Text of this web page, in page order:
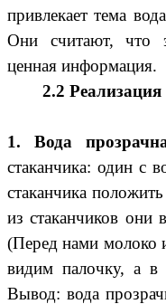
привлекает тема
Они считают, что
ценная информация.
2.2
1. Вода
стаканчика: один с
стаканчика
из стаканчиков
(Перед нами молоко
видим палочку, а в
Вывод: вода